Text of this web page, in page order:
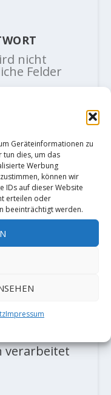
Geräteinformationen zu
tun dies, um das
Werbung
können wir
IDs auf dieser Website
erteilen oder
beeinträchtigt werden.
Impressum
nicht
Felder
Akismet, um
verarbeitet